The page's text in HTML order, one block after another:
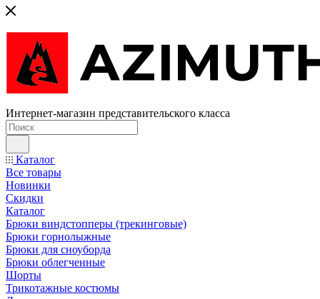
Интернет-магазин представительского класса
Каталог
Все товары
Новинки
Скидки
Каталог
Брюки виндстопперы (трекинговые)
Брюки горнолыжные
Брюки для сноуборда
Брюки облегченные
Шорты
Трикотажные костюмы